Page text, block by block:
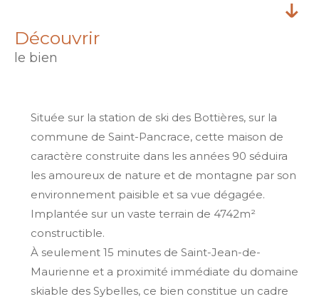
découvrir
le bien
Située sur la station de ski des Bottières, sur la
commune de Saint-Pancrace, cette maison de
caractère construite dans les années 90 séduira
les amoureux de nature et de montagne par son
environnement paisible et sa vue dégagée.
Implantée sur un vaste terrain de 4742m²
constructible.
À seulement 15 minutes de Saint-Jean-de-
Maurienne et a proximité immédiate du domaine
skiable des Sybelles, ce bien constitue un cadre